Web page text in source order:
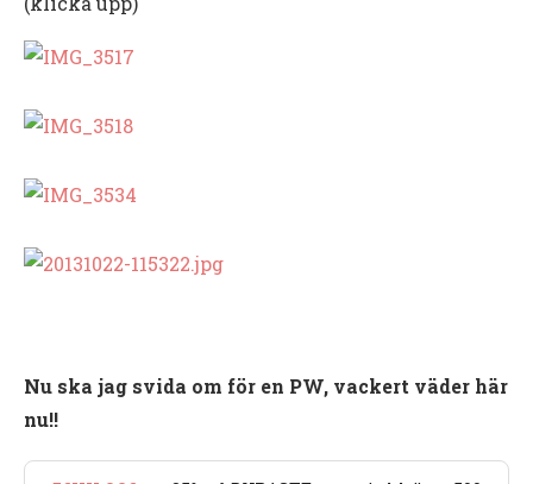
Nu ska jag svida om för en PW, vackert väder här
nu!!